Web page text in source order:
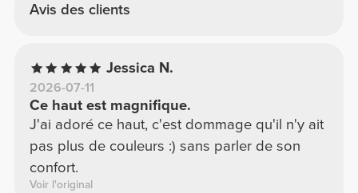
Avis des clients
Jessica N.
2026-07-11
Ce haut est magnifique.
J'ai adoré ce haut, c'est dommage qu'il n'y ait
pas plus de couleurs :) sans parler de son
confort.
Voir l'original